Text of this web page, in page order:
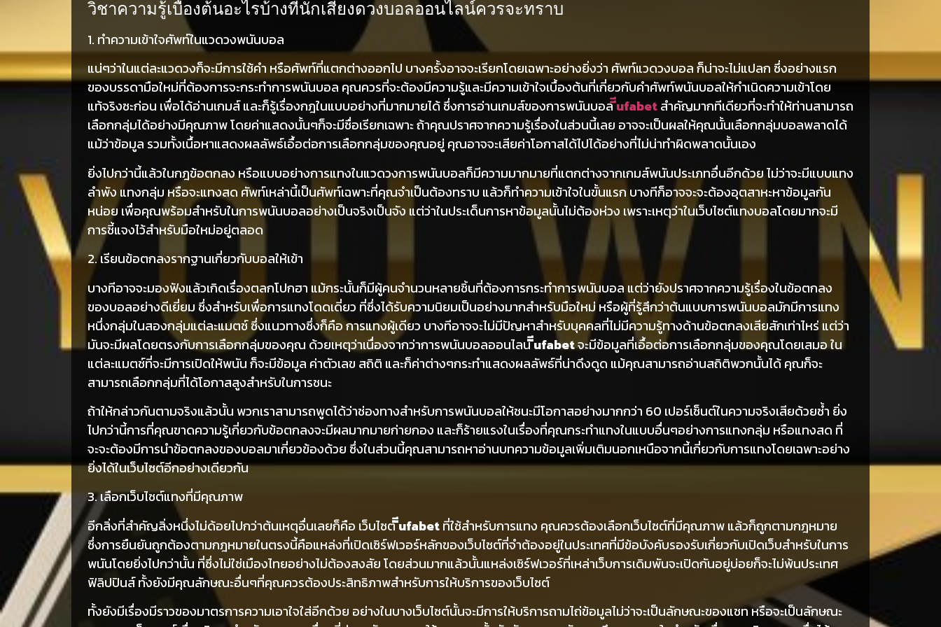
วิชาความรู้เบื้องต้นอะไรบ้างที่นักเสี่ยงดวงบอลออนไลน์ควรจะทราบ
1. ทำความเข้าใจศัพท์ในแวดวงพนันบอล
แน่ๆว่าในแต่ละแวดวงก็จะมีการใช้คำ หรือศัพท์ที่แตกต่างออกไป บางครั้งอาจจะเรียกโดยเฉพาะอย่างยิ่งว่า ศัพท์แวดวงบอล ก็น่าจะไม่แปลก ซึ่งอย่างแรก
ของบรรดามือใหม่ที่ต้องการจะกระทำการพนันบอล คุณควรที่จะต้องมีความรู้และมีความเข้าใจเบื้องต้นที่เกี่ยวกับคำศัพท์พนันบอลให้กำเนิดความเข้าโดย
แท้จริงซะก่อน เพื่อได้อ่านเกมส์ และก็รู้เรื่องกฎในแบบอย่างที่มากมายได้ ซึ่งการอ่านเกมส์ของการพนันบอลีีufabetสำคัญมากทีเดียวที่จะทำให้ท่านสามารถ
เลือกกลุ่มได้อย่างมีคุณภาพ โดยค่าแสดงนั้นๆก็จะมีชื่อเรียกเฉพาะ ถ้าคุณปราศจากความรู้เรื่องในส่วนนี้เลย อาจจะเป็นผลให้คุณนั้นเลือกกลุ่มบอลพลาดได้
แม้ว่าข้อมูล รวมทั้งเนื้อหาแสดงผลลัพธ์เอื้อต่อการเลือกกลุ่มของคุณอยู่ คุณอาจจะเสียค่าโอกาสได้ไปได้อย่างที่ไม่น่าทำผิดพลาดนั้นเอง
ยิ่งไปกว่านี้แล้วในกฎข้อตกลง หรือแบบอย่างการแทงในแวดวงการพนันบอลก็มีความมากมายที่แตกต่างจากเกมส์พนันประเภทอื่นอีกด้วย ไม่ว่าจะมีแบบแทง
ลำพัง แทงกลุ่ม หรือจะแทงสด ศัพท์เหล่านี้เป็นศัพท์เฉพาะที่คุณจำเป็นต้องทราบ แล้วก็ทำความเข้าใจในขั้นแรก บางทีก็อาจจะจะต้องอุตสาหะหาข้อมูลกัน
หน่อย เพื่อคุณพร้อมสำหรับในการพนันบอลอย่างเป็นจริงเป็นจัง แต่ว่าในประเด็นการหาข้อมูลนั้นไม่ต้องห่วง เพราะเหตุว่าในเว็บไซต์แทงบอลโดยมากจะมี
การชี้แจงไว้สำหรับมือใหม่อยู่ตลอด
2. เรียนข้อตกลงรากฐานเกี่ยวกับบอลให้เข้า
บางทีอาจจะมองฟังแล้วเกิดเรื่องตลกโปกฮา แม้กระนั้นก็มีผู้คนจำนวนหลายชิ้นที่ต้องการกระทำการพนันบอล แต่ว่ายังปราศจากความรู้เรื่องในข้อตกลง
ของบอลอย่างดีเยี่ยม ซึ่งสำหรับเพื่อการแทงโดดเดี่ยว ที่ซึ่งได้รับความนิยมเป็นอย่างมากสำหรับมือใหม่ หรือผู้ที่รู้สึกว่าต้นแบบการพนันบอลมักมีการแทง
หนึ่งกลุ่มในสองกลุ่มแต่ละแมตช์ ซึ่งแนวทางซึ่งก็คือ การแทงผู้เดียว บางทีอาจจะไม่มีปัญหาสำหรับบุคคลที่ไม่มีความรู้ทางด้านข้อตกลงเสียสักเท่าไหร่ แต่ว่า
มันจะมีผลโดยตรงกับการเลือกกลุ่มของคุณ ด้วยเหตุว่าเนื่องจากว่าการพนันบอลออนไลน์ีีufabetจะมีข้อมูลที่เอื้อต่อการเลือกกลุ่มของคุณโดยเสมอ ใน
แต่ละแมตช์ที่จะมีการเปิดให้พนัน ก็จะมีข้อมูล ค่าตัวเลข สถิติ และก็ค่าต่างๆกระทำแสดงผลลัพธ์ที่น่าดึงดูด แม้คุณสามารถอ่านสถิติพวกนั้นได้ คุณก็จะ
สามารถเลือกกลุ่มที่ได้โอกาสสูงสำหรับในการชนะ
ถ้าให้กล่าวกันตามจริงแล้วนั้น พวกเราสามารถพูดได้ว่าช่องทางสำหรับการพนันบอลให้ชนะมีโอกาสอย่างมากกว่า 60 เปอร์เซ็นต์ในความจริงเสียด้วยซ้ำ ยิ่ง
ไปกว่านี้การที่คุณขาดความรู้เกี่ยวกับข้อตกลงจะมีผลมากมายก่ายกอง และก็ร้ายแรงในเรื่องที่คุณกระทำแทงในแบบอื่นๆอย่างการแทงกลุ่ม หรือแทงสด ที่
จะจะต้องมีการนำข้อตกลงของบอลมาเกี่ยวข้องด้วย ซึ่งในส่วนนี้คุณสามารถหาอ่านบทความข้อมูลเพิ่มเติมนอกเหนือจากนี้เกี่ยวกับการแทงโดยเฉพาะอย่าง
ยิ่งได้ในเว็บไซต์อีกอย่างเดียวกัน
3. เลือกเว็บไซต์แทงที่มีคุณภาพ
อีกสิ่งที่สำคัญสิ่งหนึ่งไม่ด้อยไปกว่าต้นเหตุอื่นเลยก็คือ เว็บไซต์ีีufabetที่ใช้สำหรับการแทง คุณควรต้องเลือกเว็บไซต์ที่มีคุณภาพ แล้วก็ถูกตามกฎหมาย
ซึ่งการยืนยันถูกต้องตามกฎหมายในตรงนี้คือแหล่งที่เปิดเซิร์ฟเวอร์หลักของเว็บไซต์ที่จำต้องอยู่ในประเทศที่มีข้อบังคับรองรับเกี่ยวกับเปิดเว็บสำหรับในการ
พนันโดยยิ่งไปกว่านั้น ที่ซึ่งไม่ใช่เมืองไทยอย่างไม่ต้องสงสัย โดยส่วนมากแล้วนั้นแหล่งเซิร์ฟเวอร์ที่เหล่าเว็บการเดิมพันจะเปิดกันอยู่บ่อยก็จะไม่พ้นประเทศ
ฟิลิปปินส์ ทั้งยังมีคุณลักษณะอื่นๆที่คุณควรต้องประสิทธิภาพสำหรับการให้บริการของเว็บไซต์
ทั้งยังมีเรื่องมีราวของมาตรการความเอาใจใส่อีกด้วย อย่างในบางเว็บไซต์นั้นจะมีการให้บริการถามไถ่ข้อมูลไม่ว่าจะเป็นลักษณะของแชท หรือจะเป็นลักษณะ